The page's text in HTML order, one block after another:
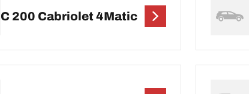
C 200 Cabriolet 4Matic